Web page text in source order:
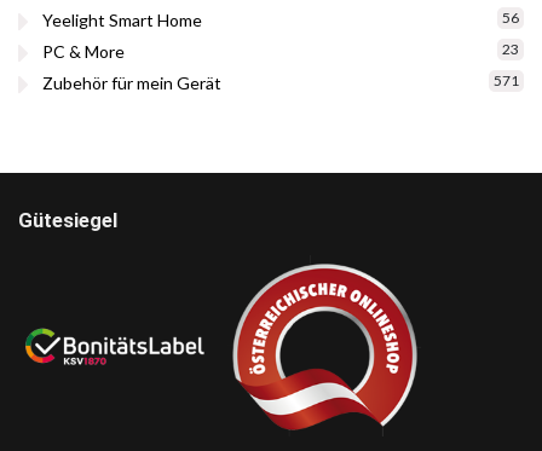
Yeelight Smart Home 56
PC & More 23
Zubehör für mein Gerät 571
Gütesiegel